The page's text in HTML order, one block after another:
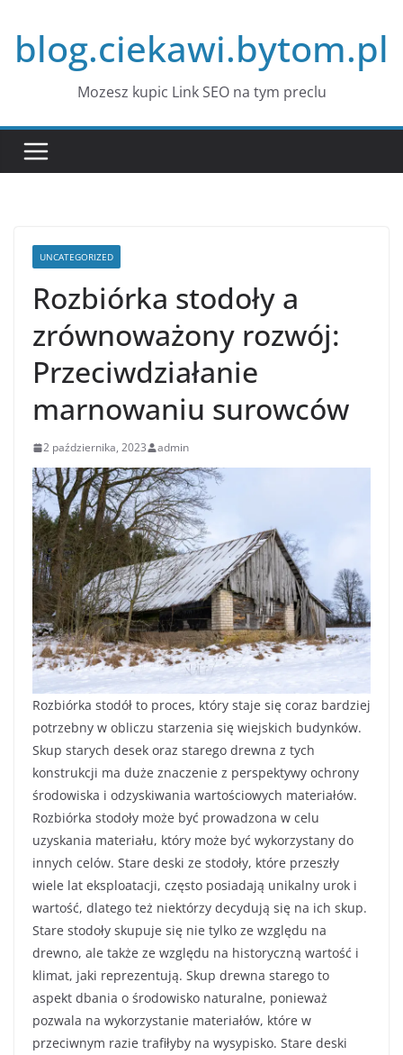
treściblog.ciekawi.bytom.pl
Mozesz kupic Link SEO na tym preclu
UNCATEGORIZED
Rozbiórka stodoły a
zrównoważony rozwój:
Przeciwdziałanie
marnowaniu surowców
2 października, 2023 admin
Rozbiórka stodół to proces, który staje się coraz bardziej
potrzebny w obliczu starzenia się wiejskich budynków.
Skup starych desek oraz starego drewna z tych
konstrukcji ma duże znaczenie z perspektywy ochrony
środowiska i odzyskiwania wartościowych materiałów.
Rozbiórka stodoły może być prowadzona w celu
uzyskania materiału, który może być wykorzystany do
innych celów. Stare deski ze stodoły, które przeszły
wiele lat eksploatacji, często posiadają unikalny urok i
wartość, dlatego też niektórzy decydują się na ich skup.
Stare stodoły skupuje się nie tylko ze względu na
drewno, ale także ze względu na historyczną wartość i
klimat, jaki reprezentują. Skup drewna starego to
aspekt dbania o środowisko naturalne, ponieważ
pozwala na wykorzystanie materiałów, które w
przeciwnym razie trafiłyby na wysypisko. Stare deski